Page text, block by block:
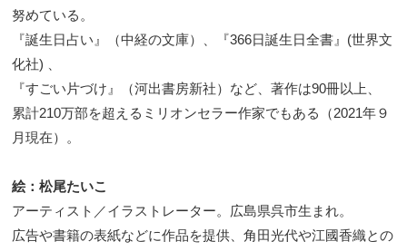
努めている。
『誕生日占い』（中経の文庫）、『366日誕生日全書』(世界文
化社) 、
『すごい片づけ』（河出書房新社）など、著作は90冊以上、
累計210万部を超えるミリオンセラー作家でもある（2021年９
月現在）。
絵：松尾たいこ
アーティスト／イラストレーター。広島県呉市生まれ。
広告や書籍の表紙などに作品を提供、角田光代や江國香織との